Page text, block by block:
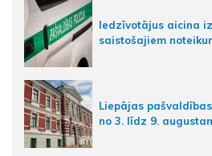
Iedzīvotājus aicina
saistošajiem
Liepājas
no 3. līdz 9.